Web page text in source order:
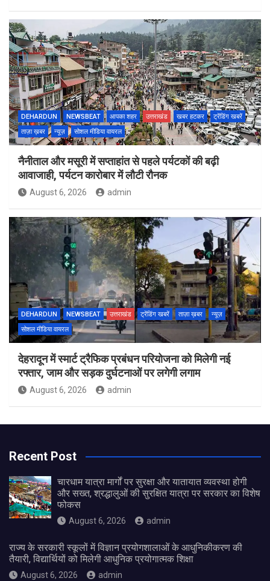
DEHARDUN NEWSBEAT आपका शहर उत्तराखंड खबर हटकर
ट्रेंडिंग खबरें
ताज़ा ख़बर
न्यूज़ सोशल मीडिया वायरल
नैनीताल और मसूरी में सप्ताहांत से पहले पर्यटकों की बढ़ी
आवाजाही, पर्यटन कारोबार में लौटी रौनक
August 6, 2026 admin
DEHARDUN NEWSBEAT उत्तराखंड ट्रेंडिंग खबरें ताज़ा ख़बर
न्यूज़
सोशल मीडिया वायरल
देहरादून में स्मार्ट ट्रैफिक प्रबंधन परियोजना को मिलेगी नई
रफ्तार, जाम और सड़क दुर्घटनाओं पर लगेगी लगाम
August 6, 2026 admin
Recent Post
चारधाम यात्रा मार्गों पर सुरक्षा और यातायात व्यवस्था होगी
और सख्त, श्रद्धालुओं की सुरक्षित यात्रा पर सरकार का विशेष
फोकस
August 6, 2026 admin
राज्य के सरकारी स्कूलों में विज्ञान प्रयोगशालाओं के आधुनिकीकरण की
तैयारी, विद्यार्थियों को मिलेगी आधुनिक प्रयोगात्मक शिक्षा
August 6, 2026 admin